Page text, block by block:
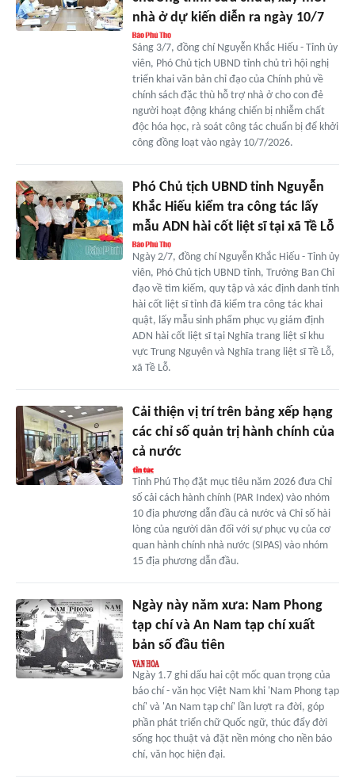
nhà ở dự kiến diễn ra ngày 10/7
Sáng 3/7, đồng chí Nguyễn Khắc Hiếu - Tỉnh ủy
viên, Phó Chủ tịch UBND tỉnh chủ trì hội nghị
triển khai văn bản chỉ đạo của Chính phủ về
chính sách đặc thù hỗ trợ nhà ở cho con đẻ
người hoạt động kháng chiến bị nhiễm chất
độc hóa học, rà soát công tác chuẩn bị để khởi
công đồng loạt vào ngày 10/7/2026.
Phó Chủ tịch UBND tỉnh Nguyễn
Khắc Hiếu kiểm tra công tác lấy
mẫu ADN hài cốt liệt sĩ tại xã Tề Lỗ
Ngày 2/7, đồng chí Nguyễn Khắc Hiếu - Tỉnh ủy
viên, Phó Chủ tịch UBND tỉnh, Trưởng Ban Chỉ
đạo về tìm kiếm, quy tập và xác định danh tính
hài cốt liệt sĩ tỉnh đã kiểm tra công tác khai
quật, lấy mẫu sinh phẩm phục vụ giám định
ADN hài cốt liệt sĩ tại Nghĩa trang liệt sĩ khu
vực Trung Nguyên và Nghĩa trang liệt sĩ Tề Lỗ,
xã Tề Lỗ.
Cải thiện vị trí trên bảng xếp hạng
các chỉ số quản trị hành chính của
cả nước
Tỉnh Phú Thọ đặt mục tiêu năm 2026 đưa Chỉ
số cải cách hành chính (PAR Index) vào nhóm
10 địa phương dẫn đầu cả nước và Chỉ số hài
lòng của người dân đối với sự phục vụ của cơ
quan hành chính nhà nước (SIPAS) vào nhóm
15 địa phương dẫn đầu.
Ngày này năm xưa: Nam Phong
tạp chí và An Nam tạp chí xuất
bản số đầu tiên
Ngày 1.7 ghi dấu hai cột mốc quan trọng của
báo chí - văn học Việt Nam khi 'Nam Phong tạp
chí' và 'An Nam tạp chí' lần lượt ra đời, góp
phần phát triển chữ Quốc ngữ, thúc đẩy đời
sống học thuật và đặt nền móng cho nền báo
chí, văn học hiện đại.